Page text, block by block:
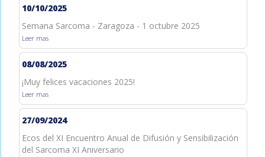
10/10/2025
Semana Sarcoma - Zaragoza - 1 octubre 2025
Leer mas
08/08/2025
¡Muy felices vacaciones 2025!
Leer mas
27/09/2024
Ecos del XI Encuentro Anual de Difusión y Sensibilización
del Sarcoma XI Aniversario